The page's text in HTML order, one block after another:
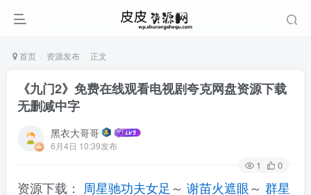
首页 资源发布 正文
《九门2》免费在线观看电视剧夸克网盘资源下载
无删减中字
黑衣大哥哥
6月4日 10:39发布
1 0
资源下载： 周星驰功夫女足 ～ 谢苗火遮眼～ 群星